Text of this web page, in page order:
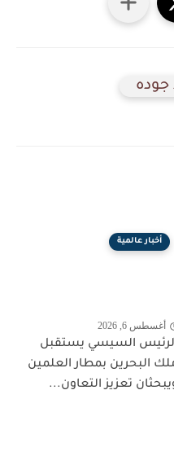
أخبار عالمية
أغسطس 6, 2026
السيسي يستقبل
البحرين بمطار العلمين
تعزيز التعاون...